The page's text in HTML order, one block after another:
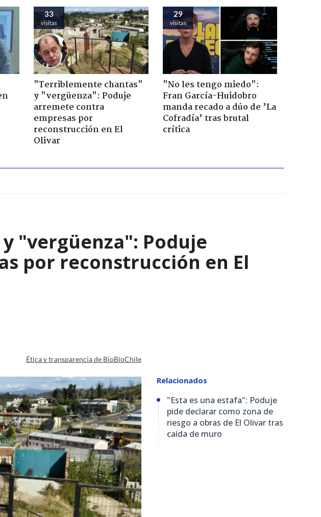
33
visitas
"Terriblemente chantas"
y "vergüenza": Poduje
arremete contra
empresas por
reconstrucción en El
Olivar
29
visitas
"No les tengo miedo":
Fran García-Huidobro
manda recado a dúo de ’La
Cofradía’ tras brutal
crítica
"vergüenza": Poduje
por reconstrucción en El
Ética y transparencia de BioBioChile
Relacionados
"Esta es una estafa": Poduje
pide declarar como zona de
riesgo a obras de El Olivar tras
caída de muro